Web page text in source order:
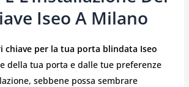
Iseo A Milano
chiave per la tua porta blindata Iseo
della tua porta e dalle tue preferenze
sebbene possa sembrare